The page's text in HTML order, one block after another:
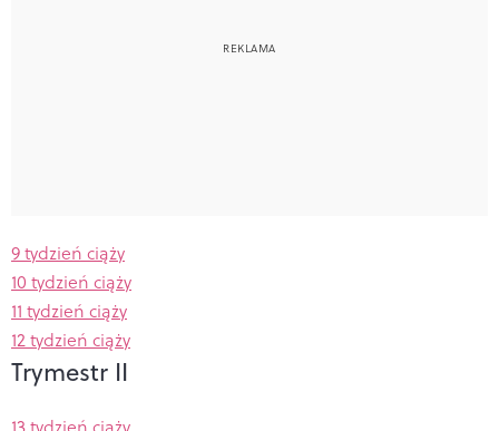
9 tydzień ciąży
10 tydzień ciąży
11 tydzień ciąży
12 tydzień ciąży
Trymestr II